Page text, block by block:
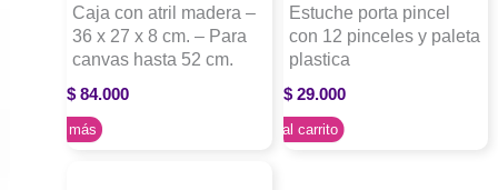
Caja con atril madera –
36 x 27 x 8 cm. – Para
canvas hasta 52 cm.
$ 84.000
Leer más
Estuche porta pincel
con 12 pinceles y paleta
plastica
$29.000
Agregar al carrito